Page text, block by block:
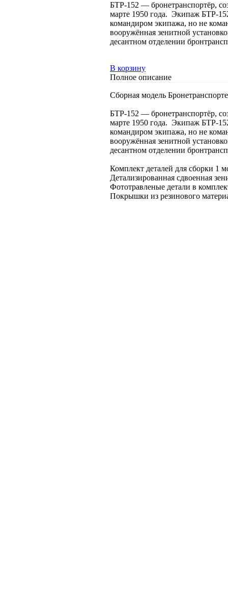
БТР-152 — бронетранспортёр,
марте 1950 года. Экипаж БТР-
командиром экипажа, но не
вооружённая зенитной
десантном отделении
В корзину
Полное описание
Сборная модель
БТР-152 — бронетранспортёр,
марте 1950 года. Экипаж БТР-
командиром экипажа, но не
вооружённая зенитной
десантном отделении
Комплект деталей для сборки 1
Детализированная сдвоенная
Фототравленые детали в
Покрышки из резинового